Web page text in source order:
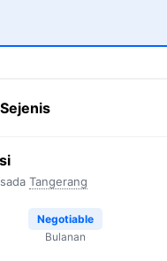
Tangerang
Negotiable
Bulanan